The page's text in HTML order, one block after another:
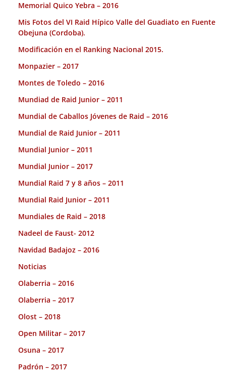
Memorial Quico Yebra – 2016
Mis Fotos del VI Raid Hípico Valle del Guadiato en Fuente
Obejuna (Cordoba).
Modificación en el Ranking Nacional 2015.
Monpazier – 2017
Montes de Toledo – 2016
Mundiad de Raid Junior – 2011
Mundial de Caballos Jóvenes de Raid – 2016
Mundial de Raid Junior – 2011
Mundial Junior – 2011
Mundial Junior – 2017
Mundial Raid 7 y 8 años – 2011
Mundial Raid Junior – 2011
Mundiales de Raid – 2018
Nadeel de Faust- 2012
Navidad Badajoz – 2016
Noticias
Olaberria – 2016
Olaberria – 2017
Olost – 2018
Open Militar – 2017
Osuna – 2017
Padrón – 2017